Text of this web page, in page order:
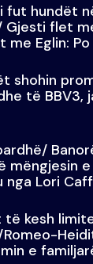
i fut hundët
Gjesti flet
me Eglin:
shohin
të BBV3,
mëngjesin
nga Lori
të kesh
e